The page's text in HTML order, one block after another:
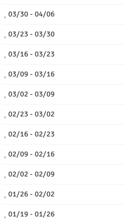
03/30 - 04/06
03/23 - 03/30
03/16 - 03/23
03/09 - 03/16
03/02 - 03/09
02/23 - 03/02
02/16 - 02/23
02/09 - 02/16
02/02 - 02/09
01/26 - 02/02
01/19 - 01/26